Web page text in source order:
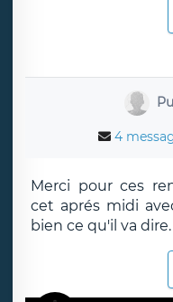
4
Merci pour ces
cet aprés midi
bien ce qu'il va dire.